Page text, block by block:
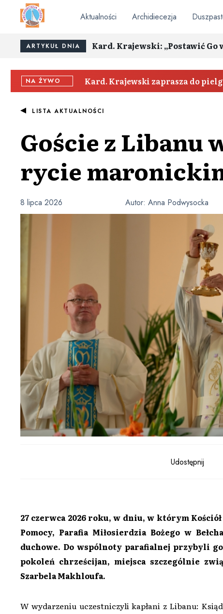
Aktualności Archidiecezja
ARTYKUŁ DNIA Kard. Krajewski: „Postawić
NA ŻYWO Kard. Krajewski zaprasza do
LISTA AKTUALNOŚCI
Goście z Libanu
rycie
Autor: Anna Podwysocka
8 lipca 2026
Udostępnij
27 czerwca 2026 roku, w dniu, w którym
Pomocy, Parafia Miłosierdzia Bożego w
duchowe. Do wspólnoty parafialnej przybyli
pokoleń chrześcijan, miejsca szczególnie
Szarbela Makhloufa.
W wydarzeniu uczestniczyli kapłani z Libanu: